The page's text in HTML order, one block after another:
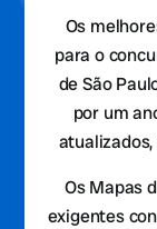
Os
para o
de São
por um
Os Mapas
exigentes